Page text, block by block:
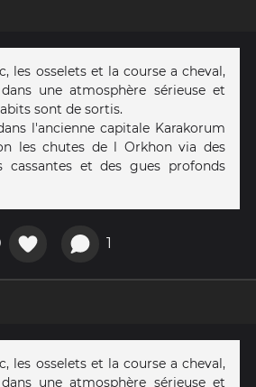
les osselets et la course a cheval,
une atmosphère sérieuse et
sont de sortis.
l'ancienne capitale Karakorum
les chutes de l Orkhon via des
cassantes et des gues profonds
1
les osselets et la course a cheval,
une atmosphère sérieuse et